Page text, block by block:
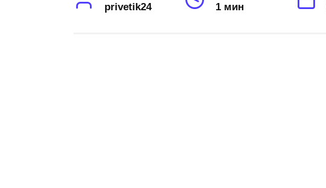
privetik24 1 мин